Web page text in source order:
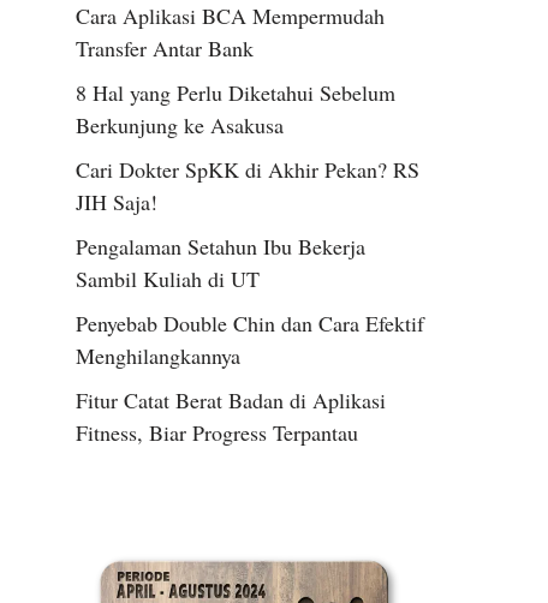
Cara Aplikasi BCA Mempermudah
Transfer Antar Bank
8 Hal yang Perlu Diketahui Sebelum
Berkunjung ke Asakusa
Cari Dokter SpKK di Akhir Pekan? RS
JIH Saja!
Pengalaman Setahun Ibu Bekerja
Sambil Kuliah di UT
Penyebab Double Chin dan Cara Efektif
Menghilangkannya
Fitur Catat Berat Badan di Aplikasi
Fitness, Biar Progress Terpantau